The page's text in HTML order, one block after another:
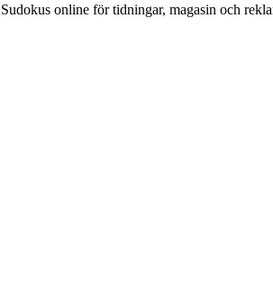
online för tidningar, magasin och